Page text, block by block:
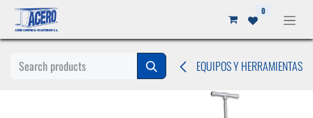
Ir al contenido 0
EQUIPOS Y HERRAMIENTAS